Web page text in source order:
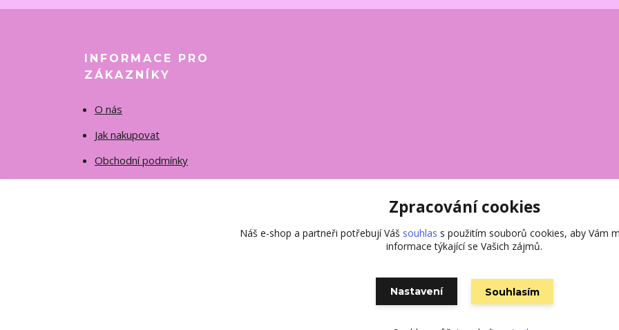
INFORMACE PRO
ZÁKAZNÍKY
O nás
Jak nakupovat
Obchodní podmínky
Vytvořeno na
Zpracování cookies
Náš e-shop a partneři potřebují Váš souhlas s použitím souborů cookies, aby Vám
informace týkající se Vašich zájmů.
Nastavení Souhlasím